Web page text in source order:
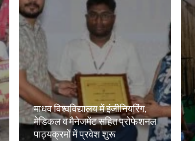
माधव विश्वविद्यालय में इंजीनियरिंग,
मेडिकल व मैनेजमेंट सहित प्रोफेशनल
पाठ्यक्रमों में प्रवेश शुरू